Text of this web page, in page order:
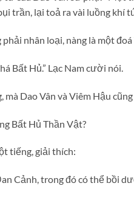
trần, lại toả ra vài luồng khí
nhân loại, nàng là một
Bất Hủ.” Lạc Nam cười nói.
Dao Vân và Viêm Hậu
Bất Hủ Thần Vật?
tiếng, giải thích:
Cảnh, trong đó có thể bồi